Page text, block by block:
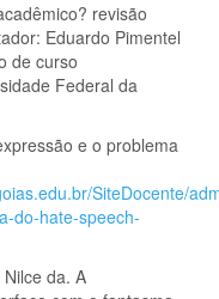
revisão
Eduardo Pimentel
de curso
Federal da
e o problema
SiteDocente/
do-hate-speech-
da. A